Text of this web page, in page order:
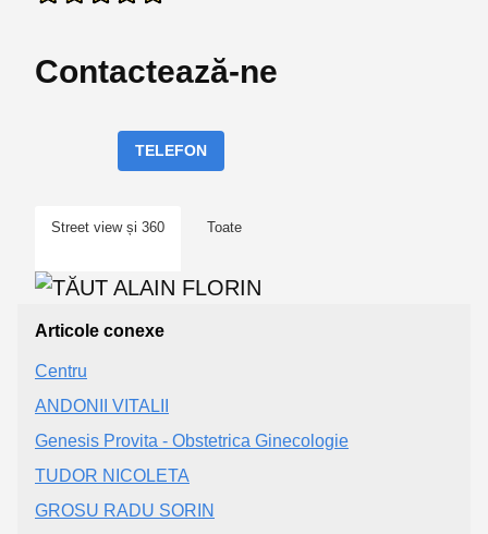
Contactează-ne
TELEFON
Street view și 360 Toate
Articole conexe
Centru
ANDONII VITALII
Genesis Provita - Obstetrica Ginecologie
TUDOR NICOLETA
GROSU RADU SORIN